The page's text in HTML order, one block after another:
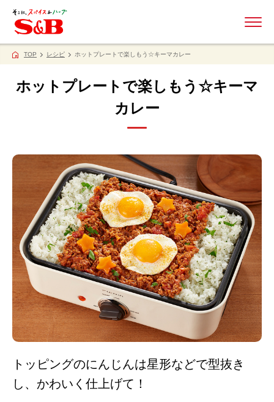
TOP レシピ ホットプレートで楽しもう☆キーマカレー
ホットプレートで楽しもう☆キーマ
カレー
トッピングのにんじんは星形などで型抜き
し、かわいく仕上げて！